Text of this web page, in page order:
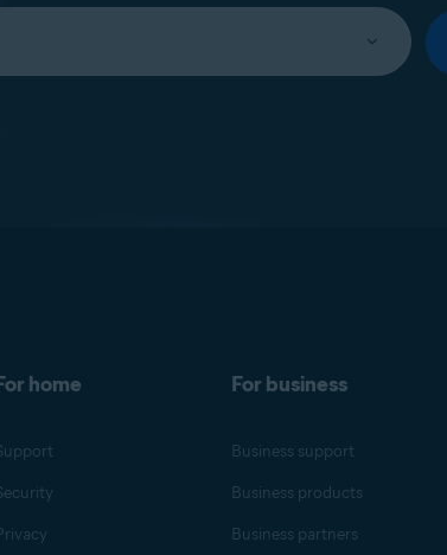
home For business
Business support
Business products
Business partners